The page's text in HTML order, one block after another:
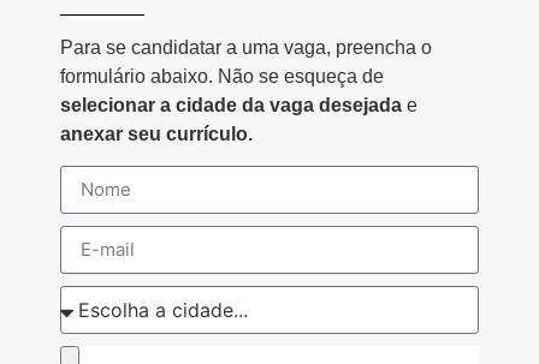
Para se candidatar a uma vaga, preencha o
formulário abaixo. Não se esqueça de
selecionar a cidade da vaga desejada e
anexar seu currículo.